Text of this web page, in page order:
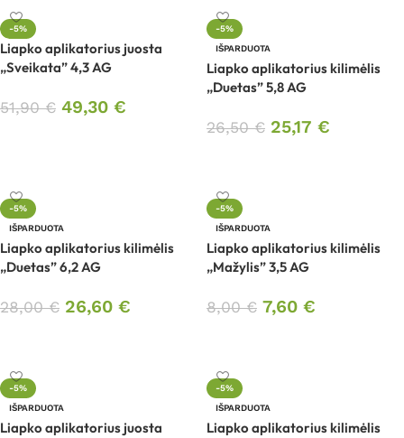
-5%
Liapko aplikatorius juosta
„Sveikata” 4,3 AG
51,90€ 49,30 €
-5%
IŠPARDUOTA
Liapko aplikatorius kilimėlis
„Duetas” 5,8 AG
26,50€ 25,17 €
-5%
IŠPARDUOTA
Liapko aplikatorius kilimėlis
„Duetas” 6,2 AG
28,00€ 26,60 €
-5%
IŠPARDUOTA
Liapko aplikatorius kilimėlis
„Mažylis” 3,5 AG
8,00€ 7,60 €
-5%
IŠPARDUOTA
Liapko aplikatorius juosta
-5%
IŠPARDUOTA
Liapko aplikatorius kilimėlis